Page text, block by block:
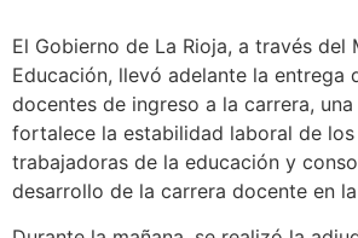
El Gobierno de La Rioja, a través del
Educación, llevó adelante la entrega
docentes de ingreso a la carrera,
fortalece la estabilidad laboral de
trabajadoras de la educación y
desarrollo de la carrera docente en